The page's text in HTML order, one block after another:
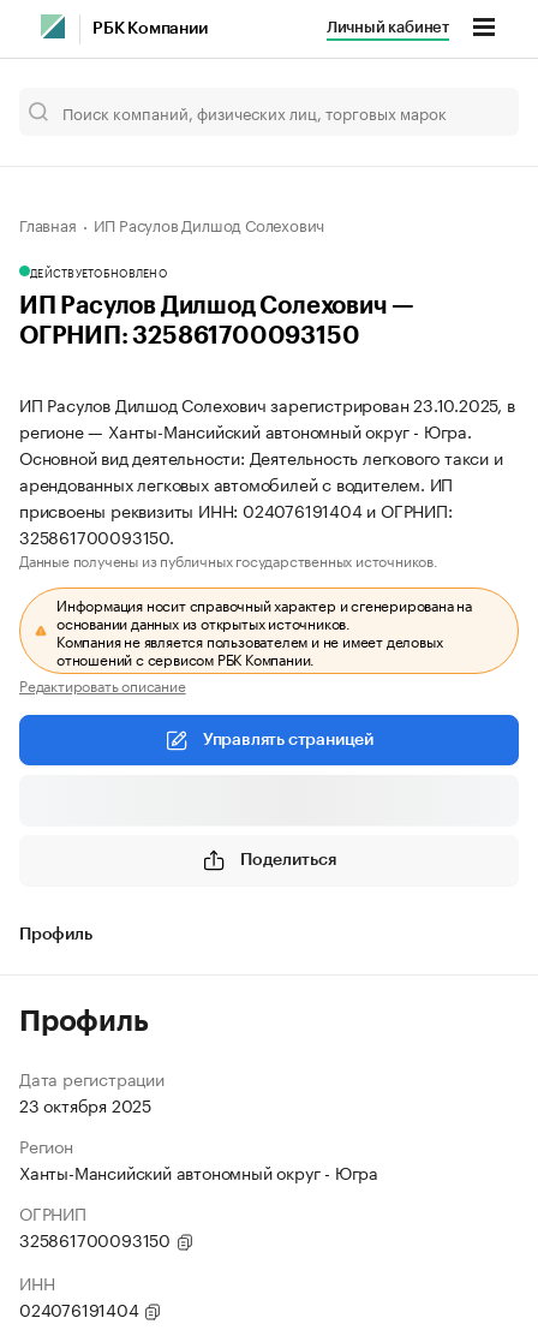
РБК Компании Личный кабинет
Главная ИП Расулов Дилшод Солехович
ДЕЙСТВУЕТОБНОВЛЕНО
ИП Расулов Дилшод Солехович —
ОГРНИП: 325861700093150
ИП Расулов Дилшод Солехович зарегистрирован 23.10.2025, в
регионе — Ханты-Мансийский автономный округ - Югра.
Основной вид деятельности: Деятельность легкового такси и
арендованных легковых автомобилей с водителем. ИП
присвоены реквизиты ИНН: 024076191404 и ОГРНИП:
325861700093150.
Данные получены из публичных государственных источников.
Информация носит справочный характер и сгенерирована на
основании данных из открытых источников.
Компания не является пользователем и не имеет деловых
отношений с сервисом РБК Компании.
Редактировать описание
Управлять страницей
Поделиться
Профиль
Профиль
Дата регистрации
23 октября 2025
Регион
Ханты-Мансийский автономный округ - Югра
ОГРНИП
325861700093150
ИНН
024076191404